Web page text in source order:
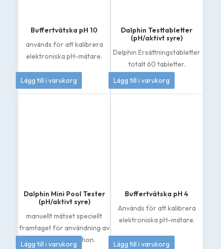
Buffertvätska pH 10
används för att kalibrera
elektroniska pH-mätare.
50kr
Lägg till i varukorg
Dalphin Testtabletter
(pH/aktivt syre)
Delphin Ersättningstabletter
totalt 60 tabletter.
155kr
Lägg till i varukorg
Dalphin Mini Pool Tester
(pH/aktivt syre)
manuellt mätset speciellt
framtaget för användning av
klorfri desinfektion.
133kr
Lägg till i varukorg
Buffertvätska pH 4
Används för att kalibrera
elektroniska pH-mätare.
50kr
Lägg till i varukorg